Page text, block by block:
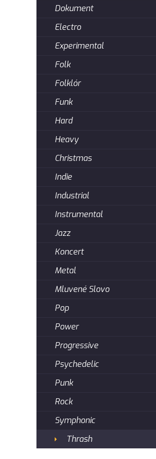
Dokument
Electro
Experimental
Folk
Folklór
Funk
Hard
Heavy
Christmas
Indie
Industrial
Instrumental
Jazz
Koncert
Metal
Mluvené Slovo
Pop
Power
Progressive
Psychedelic
Punk
Rock
Symphonic
Thrash